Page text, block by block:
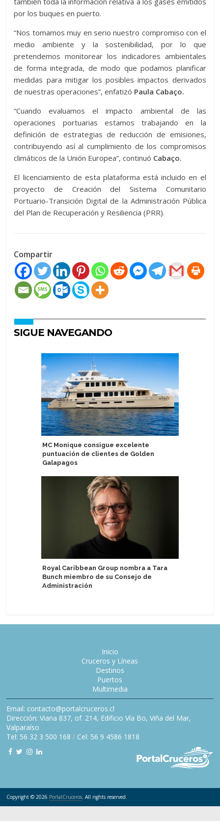
por los buques en puerto.
“Nos tomamos muy en serio nuestro compromiso con el
medio ambiente y la sostenibilidad, por lo que
pretendemos monitorear los indicadores ambientales
de forma integrada, de modo que podamos planificar
medidas para mitigar los posibles impactos derivados
de nuestras operaciones”, enfatizó Paula Cabaço.
“Cuando evaluamos el impacto ambiental de las
operaciones portuarias estamos trabajando en la
definición de estrategias de reducción de emisiones,
contribuyendo así al cumplimiento de los compromisos
climáticos de la Unión Europea”, continuó Cabaço.
El licenciamiento de esta plataforma está incluido en el
proyecto de Creación del Sistema Comunitario
Portuario-Transición Digital de la Administración Pública
del Plan de Recuperación y Resiliencia (PRR).
Compartir
SIGUE NAVEGANDO
MC Monique consigue excelente
puntuación de clientes de Golden
Galapagos
Royal Caribbean Group nombra a Tara
Bunch miembro de su Consejo de
Administración
Inicio
Cruceros y Líneas
Destinos
Puertos
Multimedia
Email: contacto@portalcruceros.cl
Dirección: Viana 837, of. 214, Edificio Vía Bo, Viña del Mar,
Valparaíso
Tel: 56 32 3 500 168 / Cel: 56 9 4586 1818
Copyright © 2026 PortalCruceros. All rights reserved.